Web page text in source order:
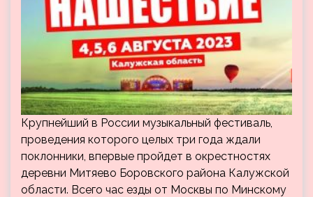
Крупнейший в России музыкальный фестиваль,
проведения которого целых три года ждали
поклонники, впервые пройдет в окрестностях
деревни Митяево Боровского района Калужской
области. Всего час езды от Москвы по Минскому